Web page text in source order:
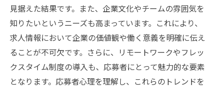
見据えた結果です。また、企業文化やチームの雰囲気を
知りたいというニーズも高まっています。これにより、
求人情報において企業の価値観や働く意義を明確に伝え
ることが不可欠です。さらに、リモートワークやフレッ
クスタイム制度の導入も、応募者にとって魅力的な要素
となります。応募者心理を理解し、これらのトレンドを